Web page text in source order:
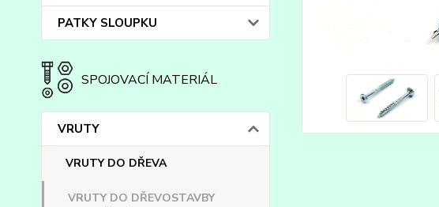
PATKY SLOUPKU
SPOJOVACÍ MATERIÁL
VRUTY
VRUTY DO DŘEVA
VRUTY DO DŘEVOSTAVBY